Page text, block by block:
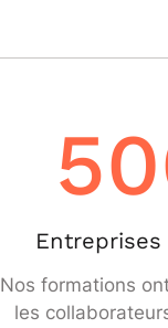
Nos formations
les